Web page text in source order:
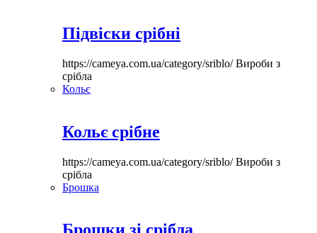
Підвіски срібні
https://cameya.com.ua/category/sriblo/Вироби з
срібла
Кольє
Кольє срібне
https://cameya.com.ua/category/sriblo/Вироби з
срібла
Брошка